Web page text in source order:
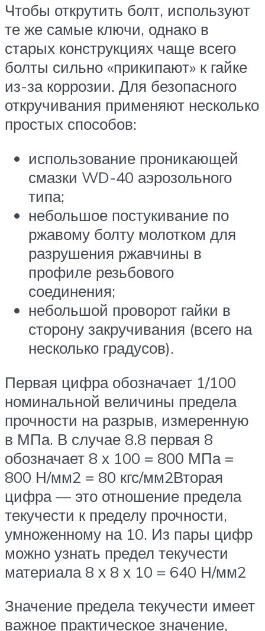
Чтобы открутить болт, используют
те же самые ключи, однако в
старых конструкциях чаще всего
болты сильно «прикипают» к гайке
из-за коррозии. Для безопасного
откручивания применяют несколько
простых способов:
использование проникающей
смазки WD-40 аэрозольного
типа;
небольшое постукивание по
ржавому болту молотком для
разрушения ржавчины в
профиле резьбового
соединения;
небольшой проворот гайки в
сторону закручивания (всего на
несколько градусов).
Первая цифра обозначает 1/100
номинальной величины предела
прочности на разрыв, измеренную
в МПа. В случае 8.8 первая 8
обозначает 8 х 100 = 800 МПа =
800 Н/мм2 = 80 кгс/мм2Вторая
цифра — это отношение предела
текучести к пределу прочности,
умноженному на 10. Из пары цифр
можно узнать предел текучести
материала 8 х 8 х 10 = 640 Н/мм2
Значение предела текучести имеет
важное практическое значение,